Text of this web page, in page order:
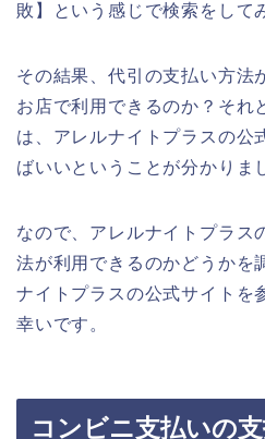
敗】という感じで検索をして
その結果、代引の支払い方法
お店で利用できるのか？それ
は、アレルナイトプラスの公
ばいいということが分かりま
なので、アレルナイトプラス
法が利用できるのかどうかを
ナイトプラスの公式サイトを
幸いです。
コンビニ支払いの